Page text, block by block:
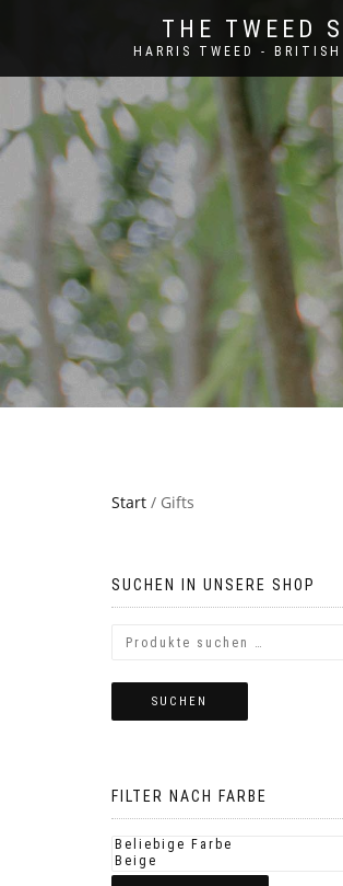
THE TWEED
HARRIS TWEED - BRITISH
Start / Gifts
SUCHEN IN UNSERE SHOP
SUCHEN
FILTER NACH FARBE